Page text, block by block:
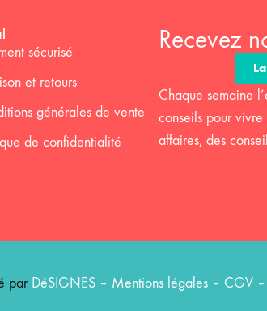
sécurisé
et retours
générales de vente
de confidentialité
Recevez
Chaque semaine
conseils pour
affaires, des
par DéSIGNES– Mentions légales– CGV–